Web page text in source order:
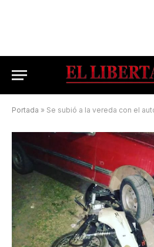
Portada » Se subió a la vereda con el